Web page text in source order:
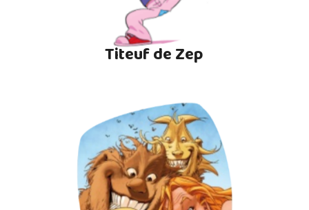
Titeuf de Zep